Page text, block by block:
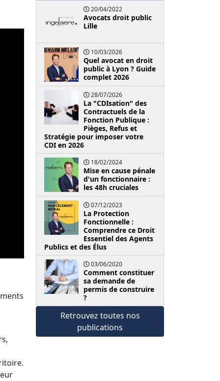
20/04/2022
Avocats droit public
Lille
10/03/2026
Quel avocat en droit
public à Lyon ? Guide
complet 2026
28/07/2026
La "CDIsation" des
Contractuels de la
Fonction Publique :
Pièges, Refus et
Stratégie pour imposer votre
CDI en 2026
18/02/2024
Mise en cause pénale
d'un fonctionnaire :
les 48h cruciales
07/12/2023
La Protection
Fonctionnelle :
Comprendre ce Droit
Essentiel des Agents
Publics et des Élus
03/06/2020
Comment constituer
sa demande de
permis de construire
?
Retrouvez toutes nos
publications